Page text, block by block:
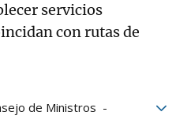
servicios
con rutas de
de Ministros